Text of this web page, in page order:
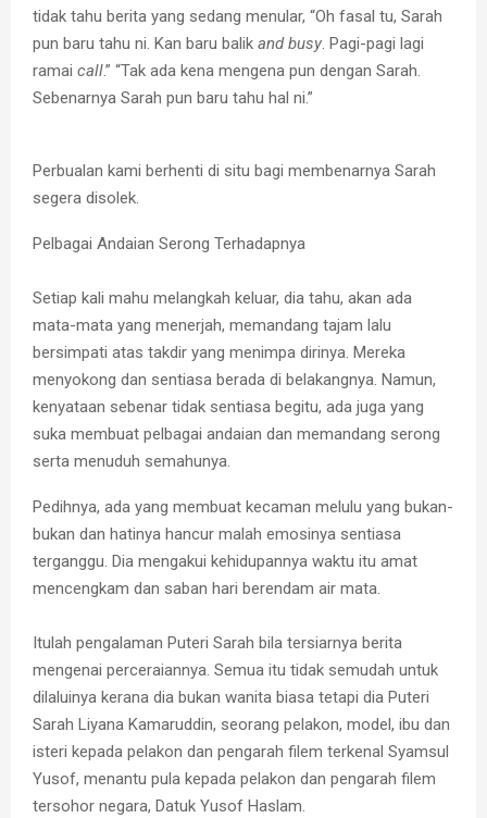
tidak tahu berita yang sedang menular, “Oh fasal tu, Sarah
pun baru tahu ni. Kan baru balik and busy . Pagi-pagi lagi
ramai call.” “Tak ada kena mengena pun dengan Sarah.
Sebenarnya Sarah pun baru tahu hal ni.”
Perbualan kami berhenti di situ bagi membenarnya Sarah
segera disolek.
Pelbagai Andaian Serong Terhadapnya
Setiap kali mahu melangkah keluar, dia tahu, akan ada
mata-mata yang menerjah, memandang tajam lalu
bersimpati atas takdir yang menimpa dirinya. Mereka
menyokong dan sentiasa berada di belakangnya. Namun,
kenyataan sebenar tidak sentiasa begitu, ada juga yang
suka membuat pelbagai andaian dan memandang serong
serta menuduh semahunya.
Pedihnya, ada yang membuat kecaman melulu yang bukan-
bukan dan hatinya hancur malah emosinya sentiasa
terganggu. Dia mengakui kehidupannya waktu itu amat
mencengkam dan saban hari berendam air mata.
Itulah pengalaman Puteri Sarah bila tersiarnya berita
mengenai perceraiannya. Semua itu tidak semudah untuk
dilaluinya kerana dia bukan wanita biasa tetapi dia Puteri
Sarah Liyana Kamaruddin, seorang pelakon, model, ibu dan
isteri kepada pelakon dan pengarah filem terkenal Syamsul
Yusof, menantu pula kepada pelakon dan pengarah filem
tersohor negara, Datuk Yusof Haslam.